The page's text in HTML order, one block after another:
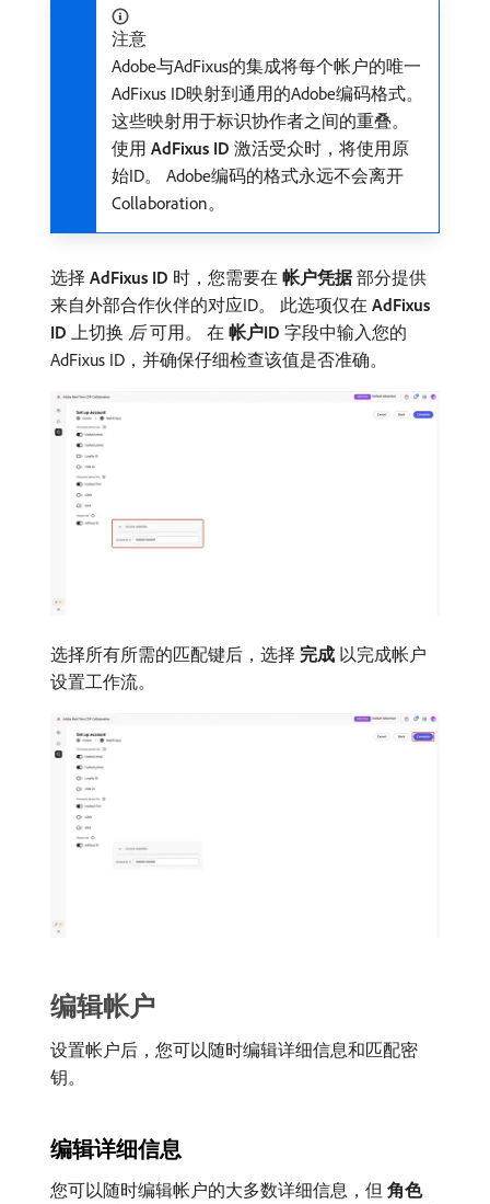
注意
Adobe与AdFixus的集成将每个帐户的唯一
AdFixus ID映射到通用的Adobe编码格式。
这些映射用于标识协作者之间的重叠。
使用​ AdFixus ID ​激活受众时，将使用原
始ID。 Adobe编码的格式永远不会离开
Collaboration。
选择​ AdFixus ID ​时，您需要在​ 帐户凭据​部分提供
来自外部合作伙伴的对应ID。 此选项仅在​ AdFixus
ID ​上切换​ 后​可用。 在​ 帐户ID ​字段中输入您的
AdFixus ID，并确保仔细检查该值是否准确。
选择所有所需的匹配键后，选择​ 完成 ​以完成帐户
设置工作流。
编辑帐户
设置帐户后，您可以随时编辑详细信息和匹配密
钥。
编辑详细信息
您可以随时编辑帐户的大多数详细信息，但​ 角色​